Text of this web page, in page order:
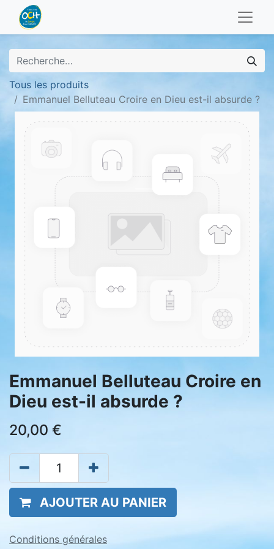
Tous les produits
Emmanuel Belluteau Croire en Dieu est-il absurde ?
Emmanuel Belluteau Croire en
Dieu est-il absurde ?
20,00 €
AJOUTER AU PANIER
Conditions générales